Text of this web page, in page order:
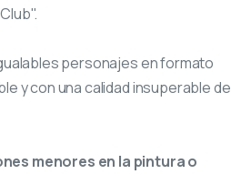
personajes en formato
y con una calidad insuperable de
menores en la pintura o